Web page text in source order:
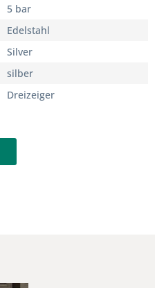
5 bar
Edelstahl
Silver
silber
Dreizeiger